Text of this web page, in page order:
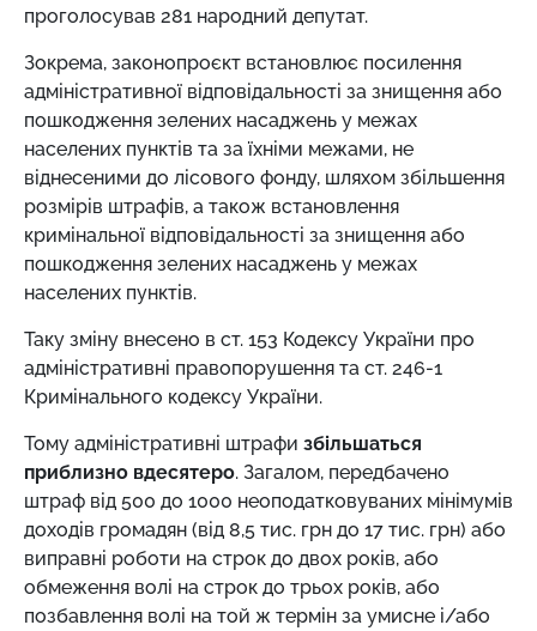
проголосував 281 народний депутат.
Зокрема, законопроєкт встановлює посилення
адміністративної відповідальності за знищення або
пошкодження зелених насаджень у межах
населених пунктів та за їхніми межами, не
віднесеними до лісового фонду, шляхом збільшення
розмірів штрафів, а також встановлення
кримінальної відповідальності за знищення або
пошкодження зелених насаджень у межах
населених пунктів.
Таку зміну внесено в ст. 153 Кодексу України про
адміністративні правопорушення та ст. 246-1
Кримінального кодексу України.
Тому адміністративні штрафи збільшаться
приблизно вдесятеро. Загалом, передбачено
штраф від 500 до 1000 неоподатковуваних мінімумів
доходів громадян (від 8,5 тис. грн до 17 тис. грн) або
виправні роботи на строк до двох років, або
обмеження волі на строк до трьох років, або
позбавлення волі на той ж термін за умисне і/або